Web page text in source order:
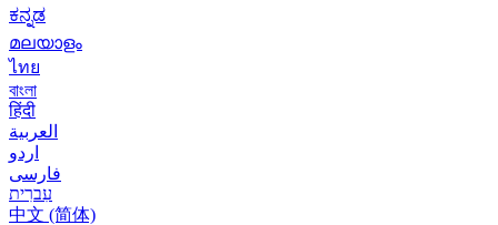
ಕನ್ನಡ
മലയാളം
ไทย
বাংলা
हिंदी
العربية
اردو
فارسی
עִברִית
中文 (简体)